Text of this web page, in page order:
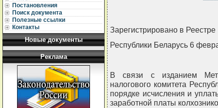
Постановления
Поиск документа
Полезные ссылки
Контакты
Новые документы
Реклама
Зарегистрировано в Реестре
Республики Беларусь 6
В связи с изданием
налогового комитета
порядке исчисления и
заработной платы